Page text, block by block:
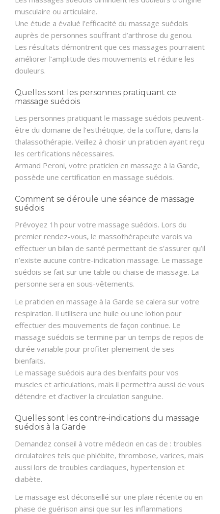
musculaire ou articulaire.
Une étude a évalué l’efficacité du massage suédois
auprès de personnes souffrant d’arthrose du genou.
Les résultats démontrent que ces massages pourraient
améliorer l’amplitude des mouvements et réduire les
douleurs.
Quelles sont les personnes pratiquant ce
massage suédois
Les personnes pratiquant le massage suédois peuvent-
être du domaine de l’esthétique, de la coiffure, dans la
thalassothérapie. Veillez à choisir un praticien ayant reçu
les certifications nécessaires.
Armand Peroni, votre praticien en massage à la Garde,
possède une certification en massage suédois.
Comment se déroule une séance de massage
suédois
Prévoyez 1h pour votre massage suédois. Lors du
premier rendez-vous, le massothérapeute varois va
effectuer un bilan de santé permettant de s’assurer qu’il
n’existe aucune contre-indication massage. Le massage
suédois se fait sur une table ou chaise de massage. La
personne sera en sous-vêtements.
Le praticien en massage à la Garde se calera sur votre
respiration. Il utilisera une huile ou une lotion pour
effectuer des mouvements de façon continue. Le
massage suédois se termine par un temps de repos de
durée variable pour profiter pleinement de ses
bienfaits.
Le massage suédois aura des bienfaits pour vos
muscles et articulations, mais il permettra aussi de vous
détendre et d’activer la circulation sanguine.
Quelles sont les contre-indications du massage
suédois à la Garde
Demandez conseil à votre médecin en cas de : troubles
circulatoires tels que phlébite, thrombose, varices, mais
aussi lors de troubles cardiaques, hypertension et
diabète.
Le massage est déconseillé sur une plaie récente ou en
phase de guérison ainsi que sur les inflammations